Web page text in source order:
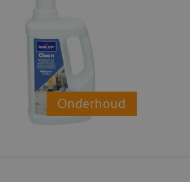
Onderhoud